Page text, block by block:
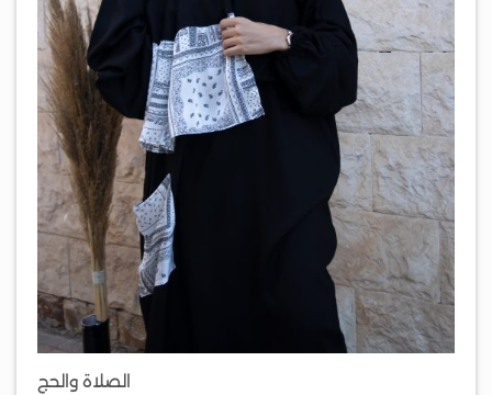
الصلاة والحج